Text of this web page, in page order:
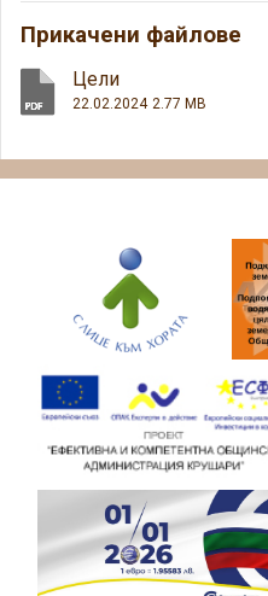
Прикачени файлове
Цели
22.02.2024 2.77 MB